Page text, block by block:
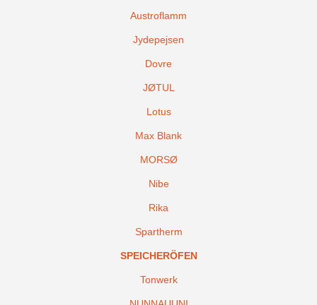
Austroflamm
Jydepejsen
Dovre
JØTUL
Lotus
Max Blank
MORSØ
Nibe
Rika
Spartherm
SPEICHERÖFEN
Tonwerk